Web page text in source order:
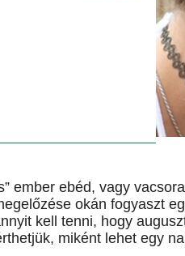
ember ebéd, vagy
okán fogyaszt
kell tenni, hogy
miként lehet egy